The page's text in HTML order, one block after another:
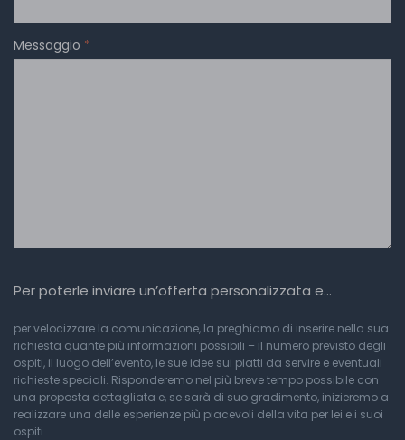
Messaggio *
Per poterle inviare un’offerta personalizzata e…
per velocizzare la comunicazione, la preghiamo di inserire nella sua
richiesta quante più informazioni possibili – il numero previsto degli
ospiti, il luogo dell’evento, le sue idee sui piatti da servire e eventuali
richieste speciali. Risponderemo nel più breve tempo possibile con
una proposta dettagliata e, se sarà di suo gradimento, inizieremo a
realizzare una delle esperienze più piacevoli della vita per lei e i suoi
ospiti.